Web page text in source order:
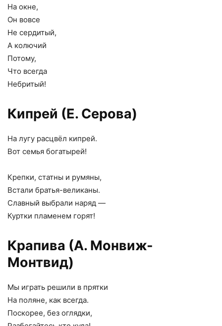
На окне,
Он вовсе
Не сердитый,
А колючий
Потому,
Что всегда
Небритый!
Кипрей (Е. Серова)
На лугу расцвёл кипрей.
Вот семья богатырей!
Крепки, статны и румяны,
Встали братья-великаны.
Славный выбрали наряд —
Куртки пламенем горят!
Крапива (А. Монвиж-
Монтвид)
Мы играть решили в прятки
На поляне, как всегда.
Поскорее, без оглядки,